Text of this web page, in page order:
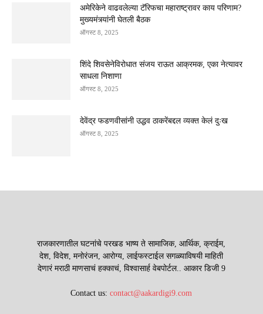
अमेरिकेने वाढवलेल्या टॅरिफचा महाराष्ट्रावर काय परिणाम?
मुख्यमंत्र्यांनी घेतली बैठक
ऑगस्ट 8, 2025
शिंदे शिवसेनेविरोधात संजय राऊत आक्रमक, एका नेत्यावर
साधला निशाणा
ऑगस्ट 8, 2025
देवेंद्र फडणवीसांनी उद्धव ठाकरेंबद्दल व्यक्त केलं दुःख
ऑगस्ट 8, 2025
राजकारणातील घटनांचे परखड भाष्य ते सामाजिक, आर्थिक, क्राईम,
देश, विदेश, मनोरंजन, आरोग्य, लाईफस्टाईल सगळ्याविषयी माहिती
देणारं मराठी माणसाचं हक्काचं, विश्वासार्ह वेबपोर्टल.. आकार डिजी 9
Contact us:contact@aakardigi9.com